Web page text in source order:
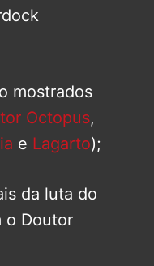
mostrados
Octopus,
e Lagarto);
da luta do
o Doutor